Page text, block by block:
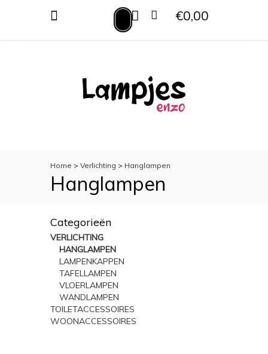
TOILETACCESSOIRES
€0,00
Home > Verlichting > Hanglampen
Hanglampen
Categorieën
VERLICHTING
HANGLAMPEN
LAMPENKAPPEN
TAFELLAMPEN
VLOERLAMPEN
WANDLAMPEN
TOILETACCESSOIRES
WOONACCESSOIRES